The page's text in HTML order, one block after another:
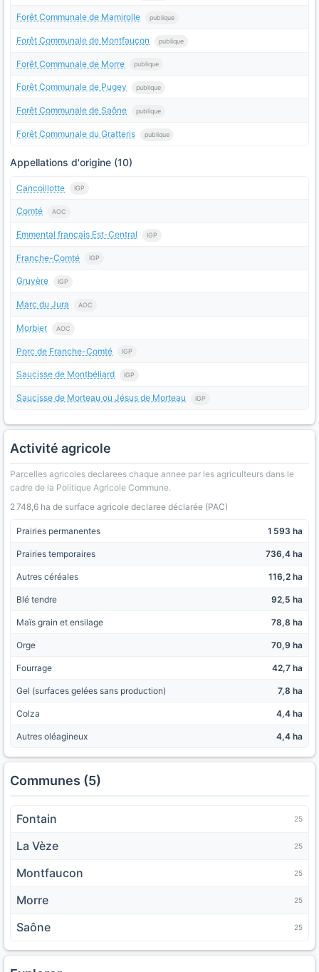
Forêt Communale de Mamirolle publique
Forêt Communale de Montfaucon publique
Forêt Communale de Morre publique
Forêt Communale de Pugey publique
Forêt Communale de Saône publique
Forêt Communale du Gratteris publique
Appellations d'origine (10)
Cancoillotte IGP
Comté AOC
Emmental français Est-Central IGP
Franche-Comté IGP
Gruyère IGP
Marc du Jura AOC
Morbier AOC
Porc de Franche-Comté IGP
Saucisse de Montbéliard IGP
Saucisse de Morteau ou Jésus de Morteau IGP
Activité agricole
Parcelles agricoles declarees chaque annee par les agriculteurs dans le
cadre de la Politique Agricole Commune.
2 748,6 ha de surface agricole declaree déclarée (PAC)
Prairies permanentes 1 593 ha
Prairies temporaires 736,4 ha
Autres céréales 116,2 ha
Blé tendre 92,5 ha
Maïs grain et ensilage 78,8 ha
Orge 70,9 ha
Fourrage 42,7 ha
Gel (surfaces gelées sans production) 7,8 ha
Colza 4,4 ha
Autres oléagineux 4,4 ha
Communes (5)
Fontain 25
La Vèze 25
Montfaucon 25
Morre 25
Saône 25